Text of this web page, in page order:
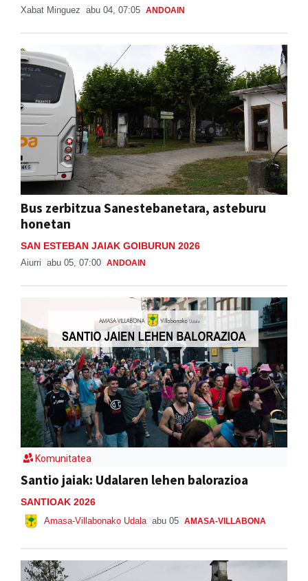
Xabat Minguez abu 04, 07:05 ANDOAIN
Bus zerbitzua Sanestebanetara, asteburu
honetan
SAN ESTEBAN JAIAK GOIBURUN 2026
Aiurri abu 05, 07:00 ANDOAIN
Komunitatea
Santio jaiak: Udalaren lehen balorazioa
SANTIOAK 2026
Amasa-Villabonako Udala abu 05 AMASA-VILLABONA